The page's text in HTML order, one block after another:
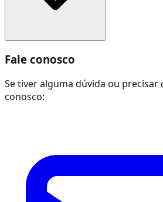
Fale conosco
Se tiver alguma dúvida ou precisar
conosco: